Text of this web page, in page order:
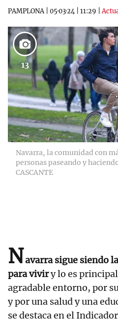
PAMPLONA| 05·03·24 11:29 |
13
Navarra, la comunidad con
personas paseando y
CASCANTE
Navarra sigue siendo
para viviry lo es
agradable entorno, por
y por una salud y una
se destaca en el